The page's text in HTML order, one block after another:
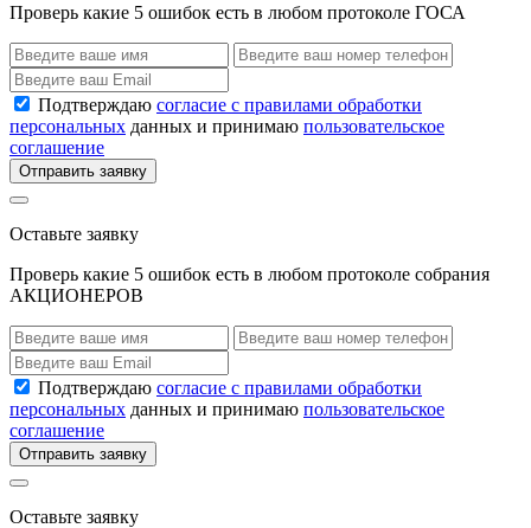
Проверь какие 5 ошибок есть в любом протоколе ГОСА
Подтверждаю согласие с правилами обработки
персональных данных и принимаю пользовательское
соглашение
Отправить заявку
Оставьте заявку
Проверь какие 5 ошибок есть в любом протоколе собрания
АКЦИОНЕРОВ
Подтверждаю согласие с правилами обработки
персональных данных и принимаю пользовательское
соглашение
Отправить заявку
Оставьте заявку